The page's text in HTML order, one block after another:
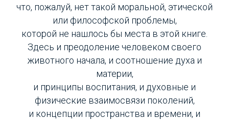
что, пожалуй, нет такой моральной, этической
или философской проблемы,
которой не нашлось бы места в этой книге.
Здесь и преодоление человеком своего
животного начала, и соотношение духа и
материи,
и принципы воспитания, и духовные и
физические взаимосвязи поколений,
и концепции пространства и времени, и